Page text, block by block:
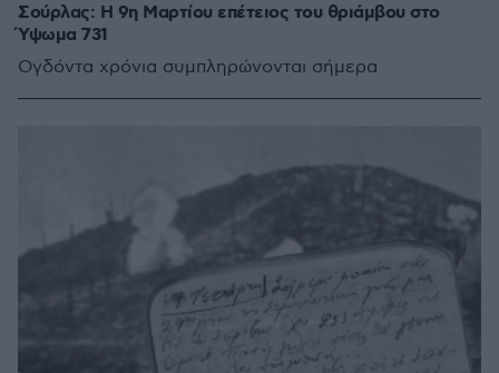
Σούρλας: Η 9η Μαρτίου επέτειος του θριάμβου στο
Ύψωμα 731
Ογδόντα χρόνια συμπληρώνονται σήμερα